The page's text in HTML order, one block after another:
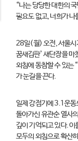
“나는 당당한 대한의
필요도 없고,너희가 나
28일(월) 오전, 서울시
꿈새김판’ 새단장을
외침에 동참할 수 있는
가 눈길을 끈다.
일제 강점기에 3.1운
돌아가신 유관순 열사
깊이 기억되고 있다.
모두의 외침으로 확산